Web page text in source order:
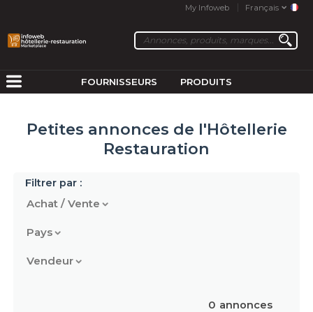
My Infoweb Français
FOURNISSEURS PRODUITS
Petites annonces de l'Hôtellerie
Restauration
Filtrer par :
Achat / Vente
Pays
Vendeur
0 annonces